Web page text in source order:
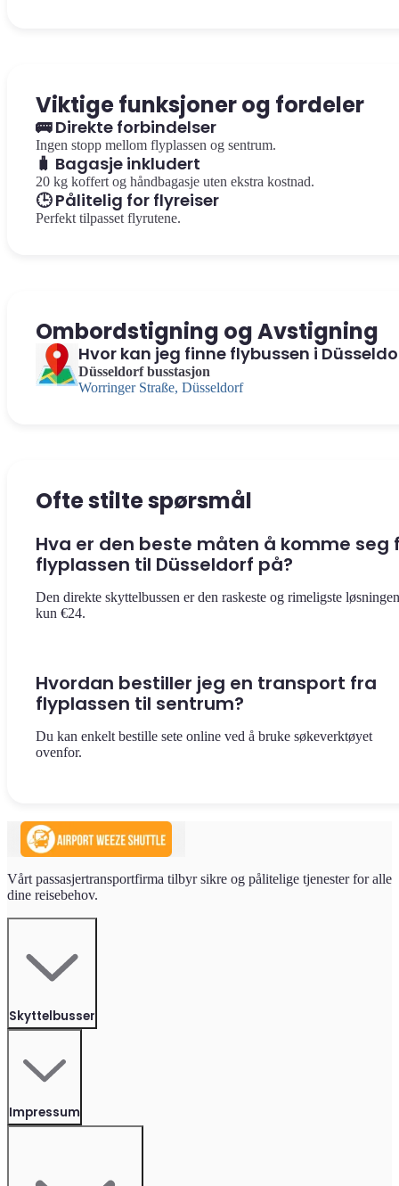
Viktige funksjoner og fordeler
🚌 Direkte forbindelser
Ingen stopp mellom flyplassen og sentrum.
🧳 Bagasje inkludert
20 kg koffert og håndbagasje uten ekstra kostnad.
🕒 Pålitelig for flyreiser
Perfekt tilpasset flyrutene.
Ombordstigning og Avstigning
Hvor kan jeg finne flybussen i
Düsseldorf busstasjon
Worringer Straße, Düsseldorf
Ofte stilte spørsmål
Hva er den beste måten å komme seg
flyplassen til Düsseldorf på?
Den direkte skyttelbussen er den raskeste og rimeligste
kun €24.
Hvordan bestiller jeg en transport fra
flyplassen til sentrum?
Du kan enkelt bestille sete online ved å bruke søkeverktøyet
ovenfor.
Vårt passasjertransportfirma tilbyr sikre og pålitelige tjenester for alle
dine reisebehov.
Skyttelbusser
Impressum